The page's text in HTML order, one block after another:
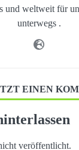
und weltweit für
unterwegs .
EINEN
veröffentlicht.